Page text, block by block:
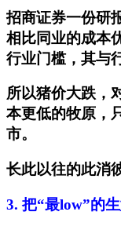
招商证券一份研
相比同业的成本
行业门槛，其与
所以猪价大跌，
本更低的牧原，
市。
长此以往的此消
3. 把“最low”的